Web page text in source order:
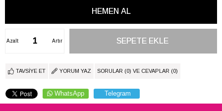
Artır
Azalt
TAVSIYE ET YORUM YAZ SORULAR (0) VE CEVAPLAR (0)
WhatsApp Telegram